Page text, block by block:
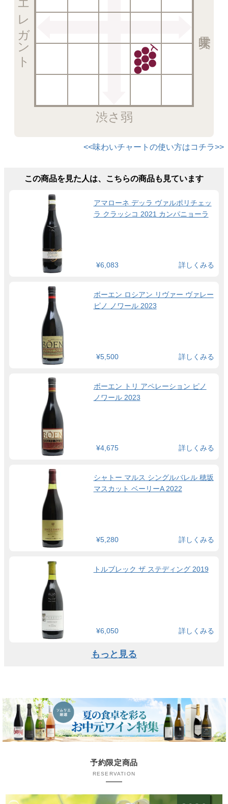
渋さ弱
エレガント
<<味わいチャートの使い方はコチラ>>
この商品を見た人は、こちらの商品も見ています
アマローネ デッラ ヴァルポリチェッ
ラ クラッシコ 2021 カンパニョーラ
¥6,083 詳しくみる
ボーエン ロシアン リヴァー ヴァレー
ピノ ノワール 2023
¥5,500 詳しくみる
ボーエン トリ アペレーション ピノ
ノワール 2023
¥4,675 詳しくみる
シャトー マルス シングルバレル 穂坂
マスカット ベーリーA 2022
¥5,280 詳しくみる
トルブレック ザ ステディング 2019
¥6,050 詳しくみる
もっと見る
予約限定商品
RESERVATION